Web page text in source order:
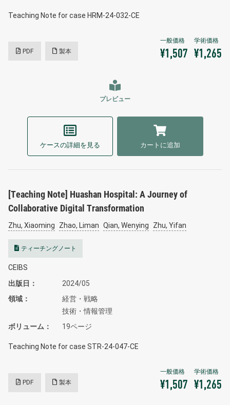
Teaching Note for case HRM-24-032-CE
PDF 製本 ¥1,507 ¥1,265
プレビュー
ケースの詳細を見る カートに追加
[Teaching Note] Huashan Hospital: A Journey of
Collaborative Digital Transformation
Zhu, Xiaoming Zhao, Liman Qian, Wenying Zhu, Yifan
ティーチングノート
CEIBS
出版日
2024/05
領域
経営・戦略
技術・情報管理
ボリューム
19ページ
Teaching Note for case STR-24-047-CE
PDF 製本 ¥1,507 ¥1,265